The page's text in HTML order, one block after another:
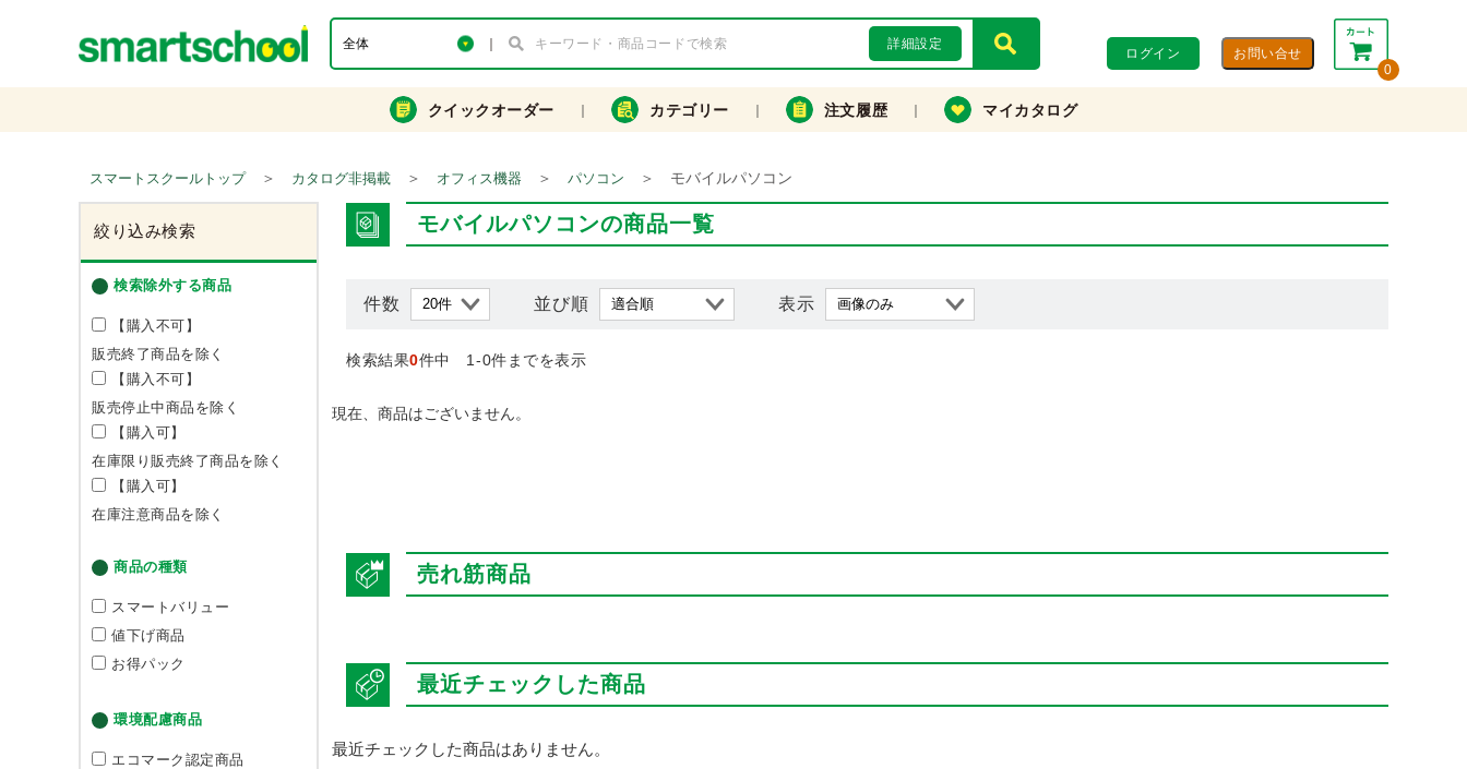
詳細設定
ログイン
0
合計： 0円
カートを見る・注文する
クイックオーダー カテゴリー 注文履歴 マイカタログ
スマートスクールトップ ＞ カタログ非掲載 ＞ オフィス機器 ＞ パソコン ＞ モバイルパソコン
絞り込み検索
検索除外する商品
【購入不可】
販売終了商品を除く
【購入不可】
販売停止中商品を除く
【購入可】
在庫限り販売終了商品を除く
【購入可】
在庫注意商品を除く
商品の種類
スマートバリュー
値下げ商品
お得パック
環境配慮商品
エコマーク認定商品
モバイルパソコンの商品一覧
件数 並び順 表示
検索結果0件中 1-0件までを表示
現在、商品はございません。
売れ筋商品
最近チェックした商品
最近チェックした商品はありません。